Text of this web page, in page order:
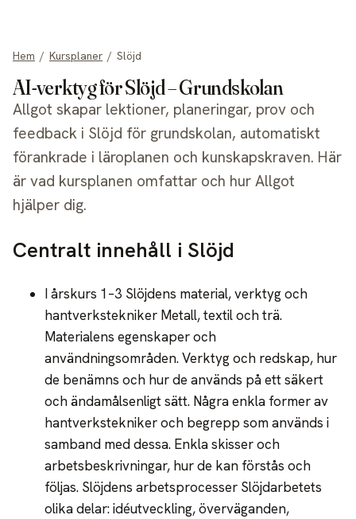
Hem / Kursplaner / Slöjd
AI-verktyg för Slöjd – Grundskolan
Allgot skapar lektioner, planeringar, prov och
feedback i Slöjd för grundskolan, automatiskt
förankrade i läroplanen och kunskapskraven. Här
är vad kursplanen omfattar och hur Allgot
hjälper dig.
Centralt innehåll i Slöjd
I årskurs 1–3 Slöjdens material, verktyg och
hantverkstekniker Metall, textil och trä.
Materialens egenskaper och
användningsområden. Verktyg och redskap, hur
de benämns och hur de används på ett säkert
och ändamålsenligt sätt. Några enkla former av
hantverkstekniker och begrepp som används i
samband med dessa. Enkla skisser och
arbetsbeskrivningar, hur de kan förstås och
följas. Slöjdens arbetsprocesser Slöjdarbetets
olika delar: idéutveckling, överväganden,